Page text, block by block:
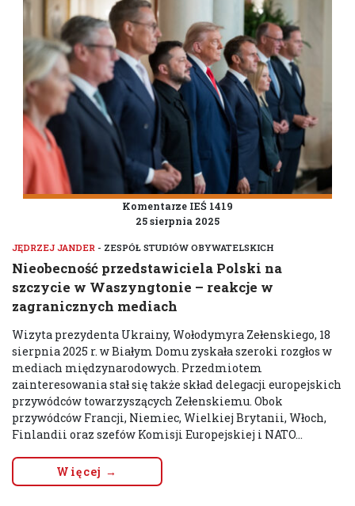
Komentarze IEŚ 1419
25 sierpnia 2025
JĘDRZEJ JANDER - ZESPÓŁ STUDIÓW OBYWATELSKICH
Nieobecność przedstawiciela Polski na
szczycie w Waszyngtonie – reakcje w
zagranicznych mediach
Wizyta prezydenta Ukrainy, Wołodymyra Zełenskiego, 18
sierpnia 2025 r. w Białym Domu zyskała szeroki rozgłos w
mediach międzynarodowych. Przedmiotem
zainteresowania stał się także skład delegacji europejskich
przywódców towarzyszących Zełenskiemu. Obok
przywódców Francji, Niemiec, Wielkiej Brytanii, Włoch,
Finlandii oraz szefów Komisji Europejskiej i NATO...
Więcej →